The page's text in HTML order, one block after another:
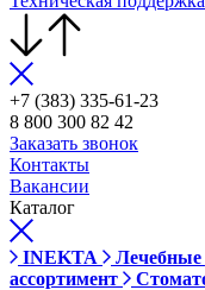
+7 (383) 335-61-23
8 800 300 82 42
Заказать звонок
Контакты
Вакансии
Каталог
INEKTA Лечебные
ассортимент